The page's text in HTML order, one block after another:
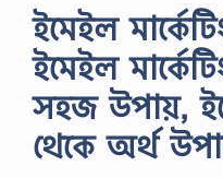
ইমেইল
ইমেইল
সহজ উপায়,
থেকে অর্থ